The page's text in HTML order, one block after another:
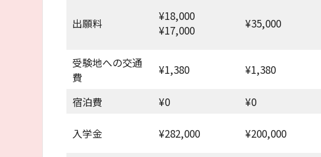
出願料
¥18,000
¥17,000
¥35,000
受験地への交通
費
¥1,380 ¥1,380
宿泊費 ¥0 ¥0
入学金 ¥282,000 ¥200,000